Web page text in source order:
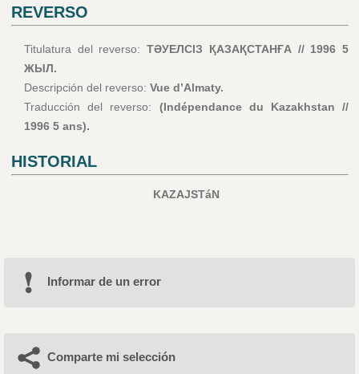
REVERSO
Titulatura del reverso:ТӘУЕЛСІЗ ҚАЗАҚСТАНҒА // 1996 5
ЖЫЛ.
Descripción del reverso: Vue d’Almaty.
Traducción del reverso: (Indépendance du Kazakhstan //
1996 5 ans).
HISTORIAL
KAZAJSTáN
Informar de un error
Comparte mi selección